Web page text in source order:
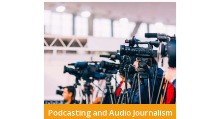
Podcasting and Audio Journalism